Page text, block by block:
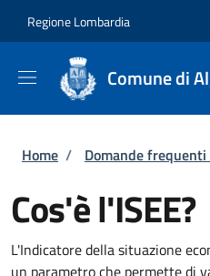
Regione Lombardia
Comune di
Briciole di pane
Home / Domande frequenti
Cos'è l'ISEE?
L'Indicatore della situazione
un parametro che permette di